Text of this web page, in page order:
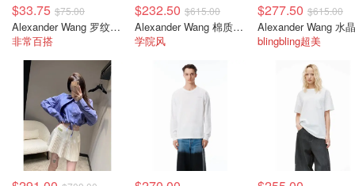
$33.75 $75.00
Alexander Wang 罗纹棉长袖T恤
非常百搭
$232.50 $615.00
Alexander Wang 棉质短款束腰Polo衫
学院风
$277.50 $615.00
blingbling超美